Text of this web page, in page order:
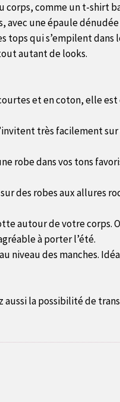
comme un t-shirt
une épaule
qui s’empilent
autant de looks.
et en coton, elle
très facilement
robe dans vos tons
des robes aux allures
autour de votre corps.
à porter l’été.
niveau des manches.
la possibilité de